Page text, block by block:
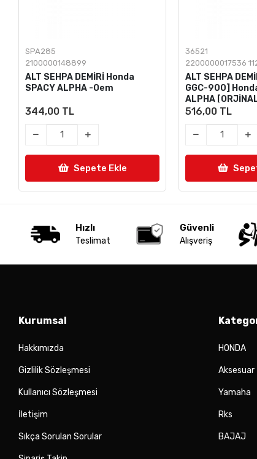
SPA285
2100000148899
ALT SEHPA DEMİRİ Honda
SPACY ALPHA -Oem
344,00 TL
Sepete Ekle
36521
2200000017536
ALT SEHPA
GGC-900]
ALPHA
516,00 TL
Hızlı
Teslimat
Güvenli
Alışveriş
Kurumsal
Hakkımızda
Gizlilik Sözleşmesi
Kullanıcı Sözleşmesi
İletişim
Sıkça Sorulan Sorular
HONDA
Aksesuar
Yamaha
Rks
BAJAJ